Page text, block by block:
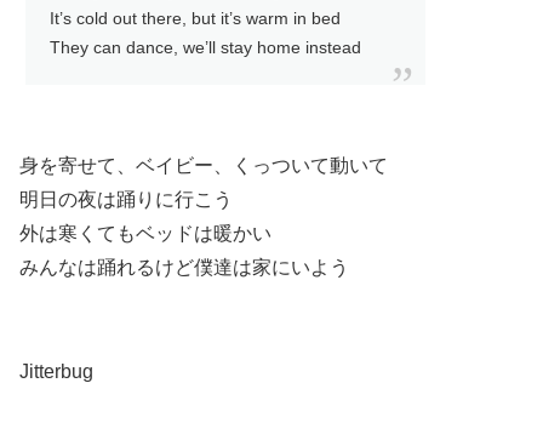
It’s cold out there, but it’s warm in bed
They can dance, we’ll stay home instead
身を寄せて、ベイビー、くっついて動いて
明日の夜は踊りに行こう
外は寒くてもベッドは暖かい
みんなは踊れるけど僕達は家にいよう
Jitterbug